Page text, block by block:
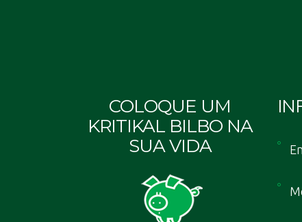
COLOQUE UM
KRITIKAL BILBO NA
SUA VIDA